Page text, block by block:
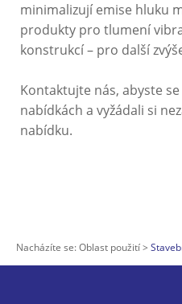
minimalizují emise hluku
produkty pro tlumení
konstrukcí – pro další
Kontaktujte nás, abyste
nabídkách a vyžádali si
nabídku.
Nacházíte se:Oblast použití